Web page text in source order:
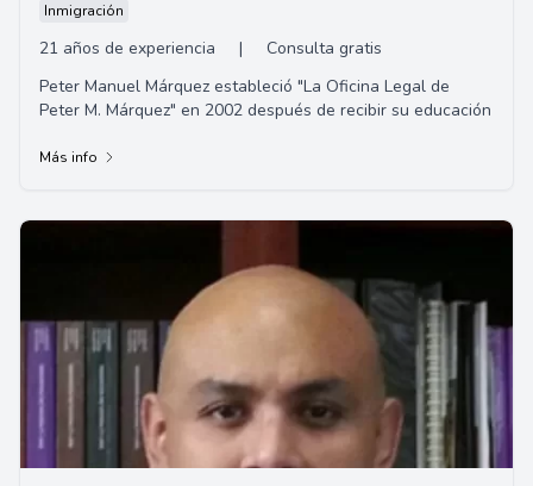
Inmigración
21 años de experiencia |
Consulta gratis
Peter Manuel Márquez estableció "La Oficina Legal de
Peter M. Márquez" en 2002 después de recibir su educación
Más info